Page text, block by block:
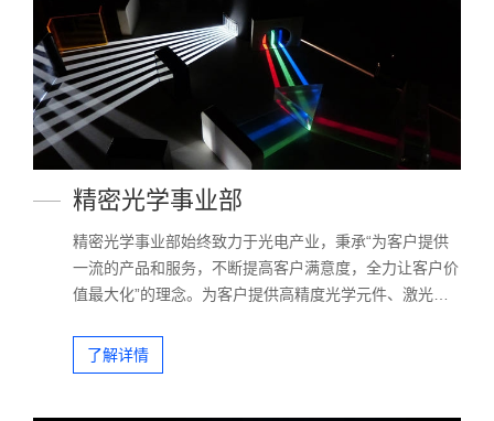
精密光学事业部
精密光学事业部始终致力于光电产业，秉承“为客户提供
一流的产品和服务，不断提高客户满意度，全力让客户价
值最大化”的理念。为客户提供高精度光学元件、激光和
系统及光学系统凯发一触即发的解决方案。公司产品主要
应用于精密仪器、半导体生产、微测量系统、建筑测绘、
了解详情